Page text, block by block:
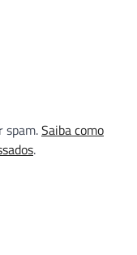
spam.Saiba como
.